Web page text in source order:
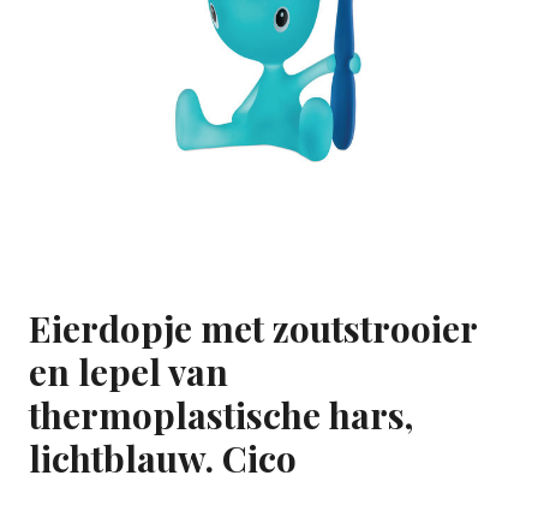
Eierdopje met zoutstrooier
en lepel van
thermoplastische hars,
lichtblauw. Cico